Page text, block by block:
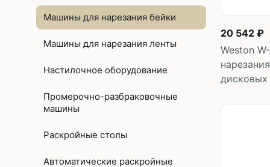
стежка
Машины для нарезания бейки
Машины для нарезания ленты
Настилочное оборудование
Промерочно-разбраковочные
машины
Раскройные столы
Автоматические раскройные
20 542 ₽
Weston